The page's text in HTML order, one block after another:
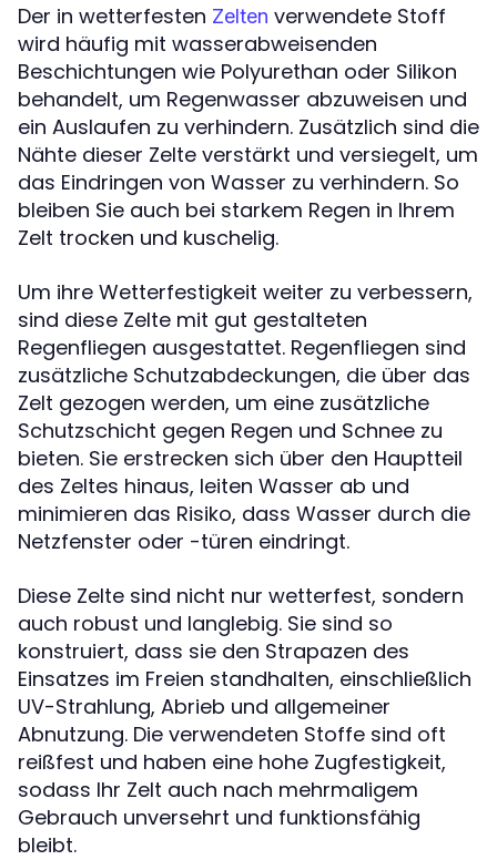
Der in wetterfesten Zelten verwendete Stoff
wird häufig mit wasserabweisenden
Beschichtungen wie Polyurethan oder Silikon
behandelt, um Regenwasser abzuweisen und
ein Auslaufen zu verhindern. Zusätzlich sind die
Nähte dieser Zelte verstärkt und versiegelt, um
das Eindringen von Wasser zu verhindern. So
bleiben Sie auch bei starkem Regen in Ihrem
Zelt trocken und kuschelig.
Um ihre Wetterfestigkeit weiter zu verbessern,
sind diese Zelte mit gut gestalteten
Regenfliegen ausgestattet. Regenfliegen sind
zusätzliche Schutzabdeckungen, die über das
Zelt gezogen werden, um eine zusätzliche
Schutzschicht gegen Regen und Schnee zu
bieten. Sie erstrecken sich über den Hauptteil
des Zeltes hinaus, leiten Wasser ab und
minimieren das Risiko, dass Wasser durch die
Netzfenster oder -türen eindringt.
Diese Zelte sind nicht nur wetterfest, sondern
auch robust und langlebig. Sie sind so
konstruiert, dass sie den Strapazen des
Einsatzes im Freien standhalten, einschließlich
UV-Strahlung, Abrieb und allgemeiner
Abnutzung. Die verwendeten Stoffe sind oft
reißfest und haben eine hohe Zugfestigkeit,
sodass Ihr Zelt auch nach mehrmaligem
Gebrauch unversehrt und funktionsfähig
bleibt.